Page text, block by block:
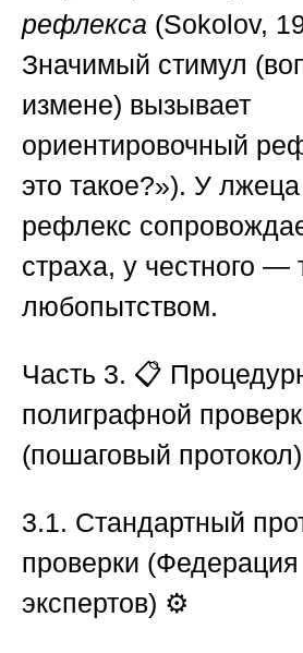
рефлекса (Sokolov,
Значимый стимул
измене) вызывает
ориентировочный
это такое?»). У лжеца
рефлекс
страха, у честного —
любопытством.
Часть 3. 📋
полиграфной
(пошаговый протокол)
3.1. Стандартный
проверки
экспертов) ⚙️